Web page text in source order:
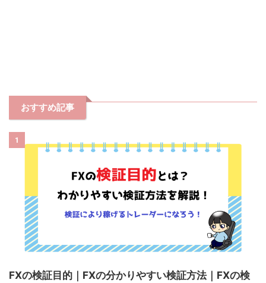
おすすめ記事
1
FXの検証目的｜FXの分かりやすい検証方法｜FXの検